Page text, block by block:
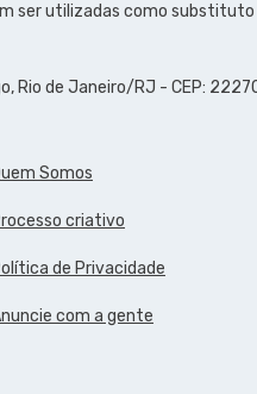
ser utilizadas como
Rio de Janeiro/RJ - CEP:
Somos
criativo
de Privacidade
com a gente